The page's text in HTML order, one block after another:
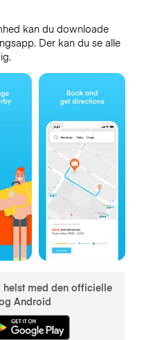
kan du downloade
Der kan du se alle
helst med den officielle
Android